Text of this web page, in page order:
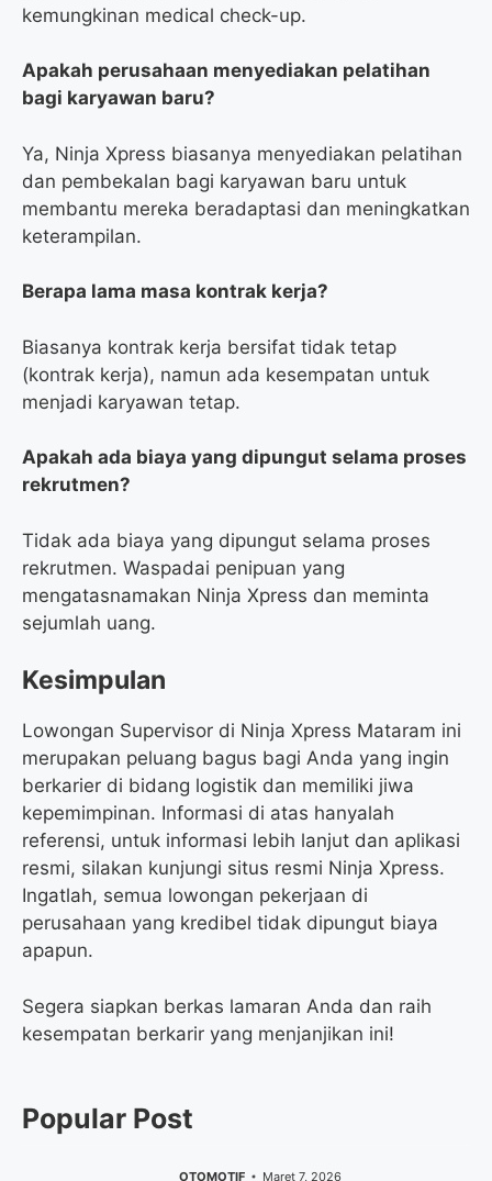
kemungkinan medical check-up.
Apakah perusahaan menyediakan pelatihan
bagi karyawan baru?
Ya, Ninja Xpress biasanya menyediakan pelatihan
dan pembekalan bagi karyawan baru untuk
membantu mereka beradaptasi dan meningkatkan
keterampilan.
Berapa lama masa kontrak kerja?
Biasanya kontrak kerja bersifat tidak tetap
(kontrak kerja), namun ada kesempatan untuk
menjadi karyawan tetap.
Apakah ada biaya yang dipungut selama proses
rekrutmen?
Tidak ada biaya yang dipungut selama proses
rekrutmen. Waspadai penipuan yang
mengatasnamakan Ninja Xpress dan meminta
sejumlah uang.
Kesimpulan
Lowongan Supervisor di Ninja Xpress Mataram ini
merupakan peluang bagus bagi Anda yang ingin
berkarier di bidang logistik dan memiliki jiwa
kepemimpinan. Informasi di atas hanyalah
referensi, untuk informasi lebih lanjut dan aplikasi
resmi, silakan kunjungi situs resmi Ninja Xpress.
Ingatlah, semua lowongan pekerjaan di
perusahaan yang kredibel tidak dipungut biaya
apapun.
Segera siapkan berkas lamaran Anda dan raih
kesempatan berkarir yang menjanjikan ini!
Popular Post
OTOMOTIF Maret 7, 2026